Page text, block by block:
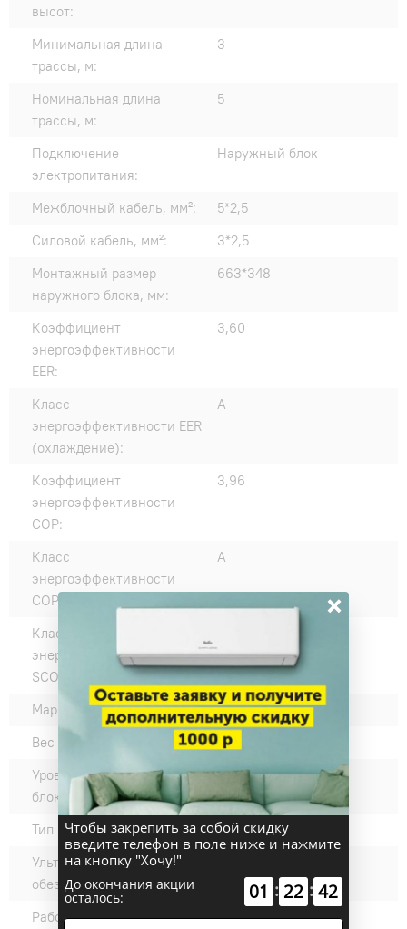
высот:
Минимальная длина
трассы, м:
3
Номинальная длина
трассы, м:
5
Подключение
электропитания:
Наружный блок
Межблочный кабель, мм²:
5*2,5
Силовой кабель, мм²:
3*2,5
Монтажный размер
наружного блока, мм:
663*348
Коэффициент
энергоэффективности
EER:
3,60
Класс
энергоэффективности EER
(охлаждение):
A
Коэффициент
энергоэффективности
COP:
3,96
Класс
энергоэффективности
COP (нагрев):
A
Класс
энергоэффективности
SCOP:
Марка компрессора:
GMCC
Вес внешнего блока, кг:
41
Уровень шума наружного
блока, дБ(А):
60
Тип компрессора:
Ротационный
Ультрафиолетовое
обеззараживание:
Рабочие температурные
-15 +50
×
Чтобы закрепить за собой скидку
введите телефон в поле ниже и нажмите
на кнопку "Хочу!"
До окончания акции
осталось: 01 : 22 : 41